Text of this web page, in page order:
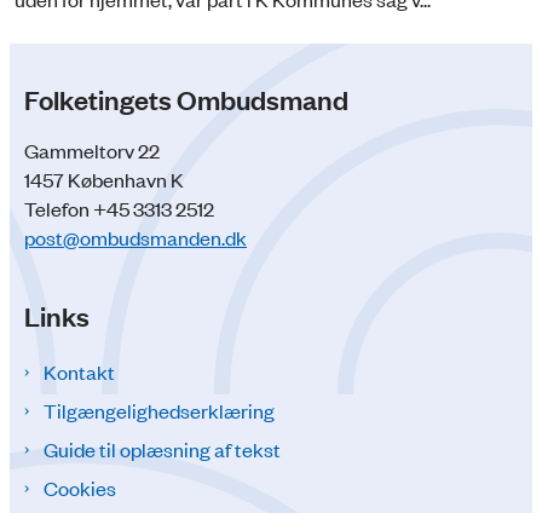
Folketingets Ombudsmand
Gammeltorv 22
1457 København K
Telefon +45 3313 2512
post@ombudsmanden.dk
Links
Kontakt
Tilgængelighedserklæring
Guide til oplæsning af tekst
Cookies